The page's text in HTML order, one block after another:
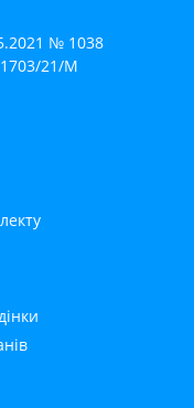
№ 1038
1703/21/М